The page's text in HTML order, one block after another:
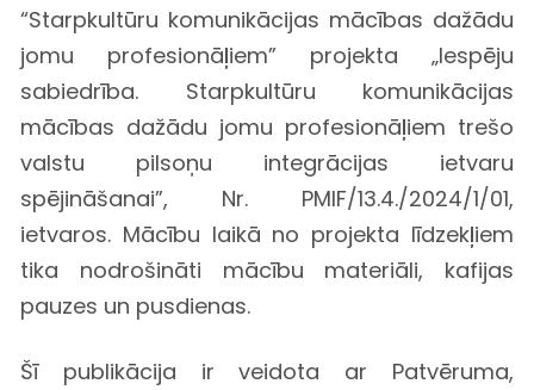
“Starpkultūru komunikācijas mācības dažādu
jomu profesionāļiem” projekta „Iespēju
sabiedrība. Starpkultūru komunikācijas
mācības dažādu jomu profesionāļiem trešo
valstu pilsoņu integrācijas ietvaru
spējināšanai”, Nr. PMIF/13.4./2024/1/01,
ietvaros. Mācību laikā no projekta līdzekļiem
tika nodrošināti mācību materiāli, kafijas
pauzes un pusdienas.
Šī publikācija ir veidota ar Patvēruma,